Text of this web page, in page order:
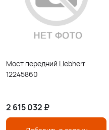
Мост передний Liebherr
12245860
2 615 032 ₽